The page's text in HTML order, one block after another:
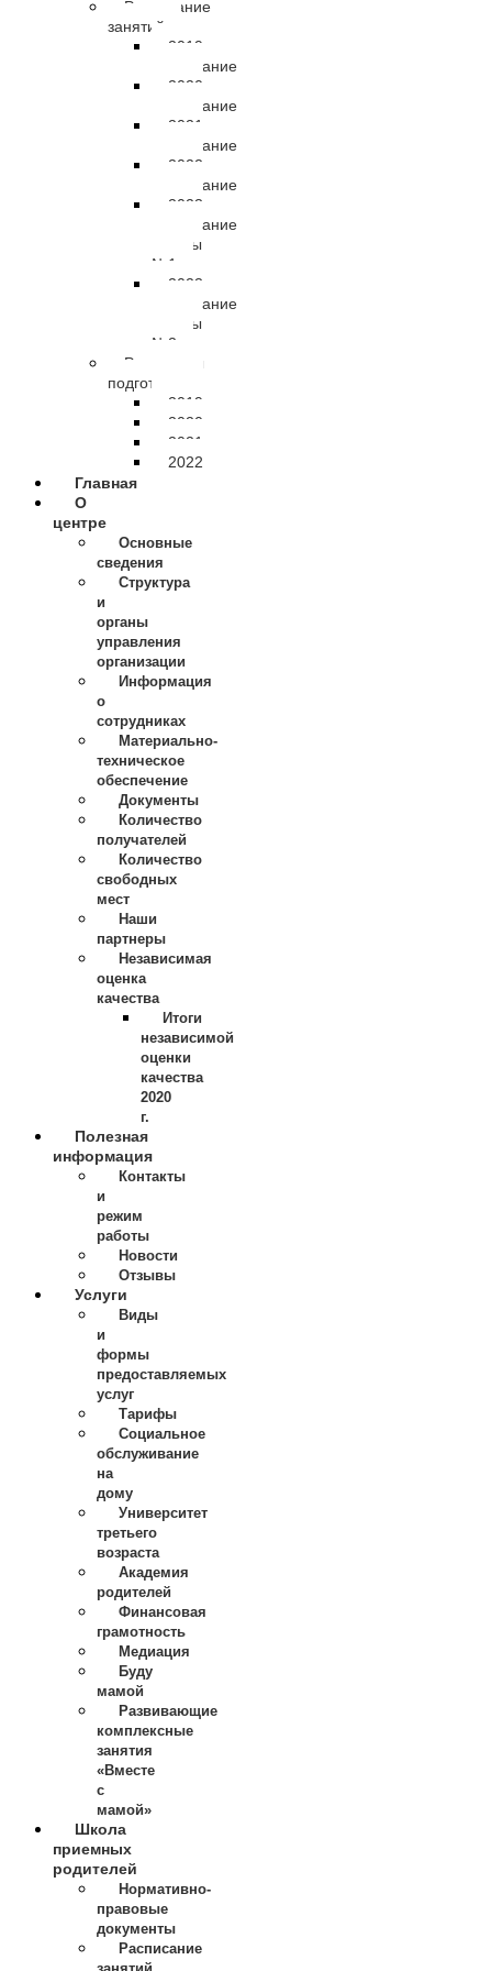
Расписание
занятий
2019
расписание
2020
расписание
2021
расписание
2022
расписание
2023
расписание
группы
№1
2023
расписание
группы
№2
Результаты
подготовки
2019
2020
2021
2022
Главная
О
центре
Основные
сведения
Структура
и
органы
управления
организации
Информация
о
сотрудниках
Материально-
техническое
обеспечение
Документы
Количество
получателей
Количество
свободных
мест
Наши
партнеры
Независимая
оценка
качества
Итоги
независимой
оценки
качества
2020
г.
Полезная
информация
Контакты
и
режим
работы
Новости
Отзывы
Услуги
Виды
и
формы
предоставляемых
услуг
Тарифы
Социальное
обслуживание
на
дому
Университет
третьего
возраста
Академия
родителей
Финансовая
грамотность
Медиация
Буду
мамой
Развивающие
комплексные
занятия
«Вместе
с
мамой»
Школа
приемных
родителей
Нормативно-
правовые
документы
Расписание